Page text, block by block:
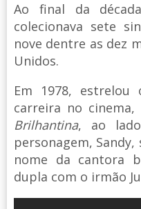
Ao final da
colecionava sete
nove dentre as dez
Unidos.
Em 1978, estrelou
carreira no cinema,
Brilhantina, ao
personagem,
nome da cantora
dupla com o irmão